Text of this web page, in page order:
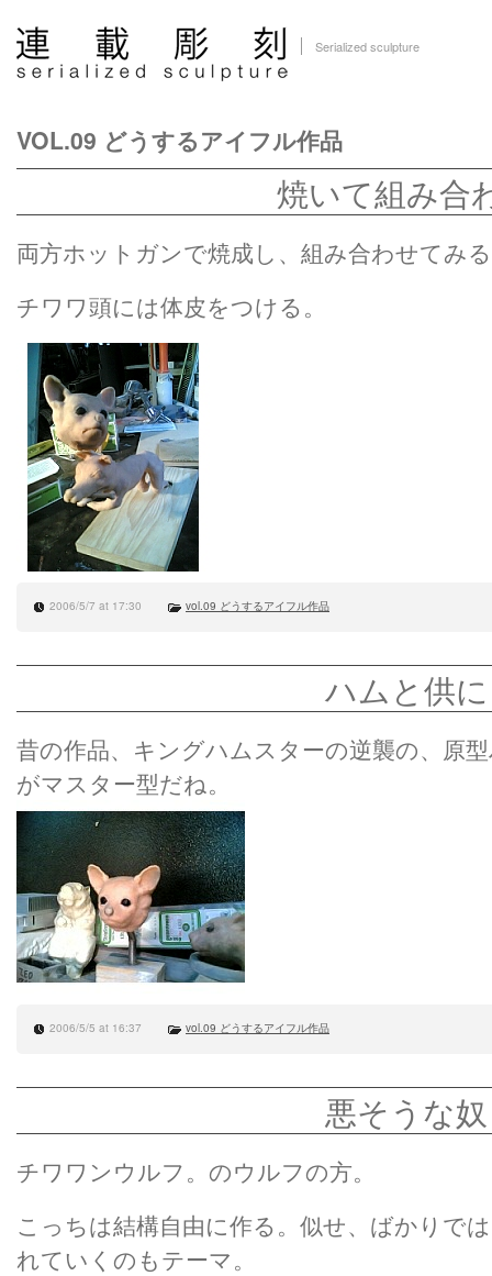
Serialized sculpture
VOL.09 どうするアイフル作品
焼いて組み合
両方ホットガンで焼成し、組み合わせてみ
チワワ頭には体皮をつける。
2006/5/7 at 17:30 vol.09 どうするアイフル作品
ハムと供に
昔の作品、キングハムスターの逆襲の、原
がマスター型だね。
2006/5/5 at 16:37 vol.09 どうするアイフル作品
悪そうな奴
チワワンウルフ。のウルフの方。
こっちは結構自由に作る。似せ、ばかりで
れていくのもテーマ。